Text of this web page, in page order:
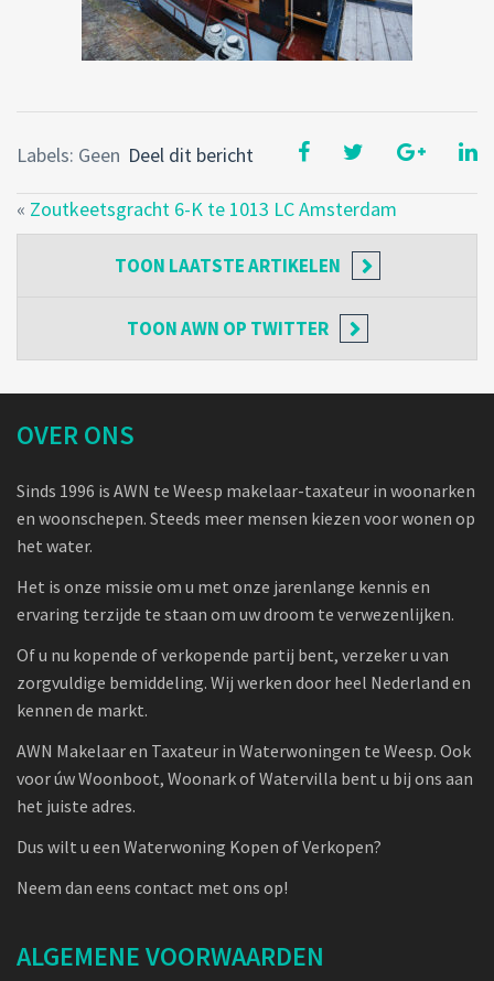
Deel dit bericht
Labels: Geen
« Zoutkeetsgracht 6-K te 1013 LC Amsterdam
TOON LAATSTE ARTIKELEN
TOONAWN OP TWITTER
OVER ONS
Sinds 1996 is AWN te Weesp makelaar-taxateur in woonarken
en woonschepen. Steeds meer mensen kiezen voor wonen op
het water.
Het is onze missie om u met onze jarenlange kennis en
ervaring terzijde te staan om uw droom te verwezenlijken.
Of u nu kopende of verkopende partij bent, verzeker u van
zorgvuldige bemiddeling. Wij werken door heel Nederland en
kennen de markt.
AWN Makelaar en Taxateur in Waterwoningen te Weesp. Ook
voor úw Woonboot, Woonark of Watervilla bent u bij ons aan
het juiste adres.
Dus wilt u een Waterwoning Kopen of Verkopen?
Neem dan eens contact met ons op!
ALGEMENE VOORWAARDEN